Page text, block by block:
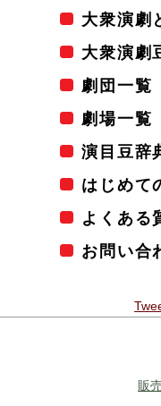
大衆演劇
大衆演劇
劇団一覧
劇場一覧
演目豆辞
はじめて
よくある
お問い合
販